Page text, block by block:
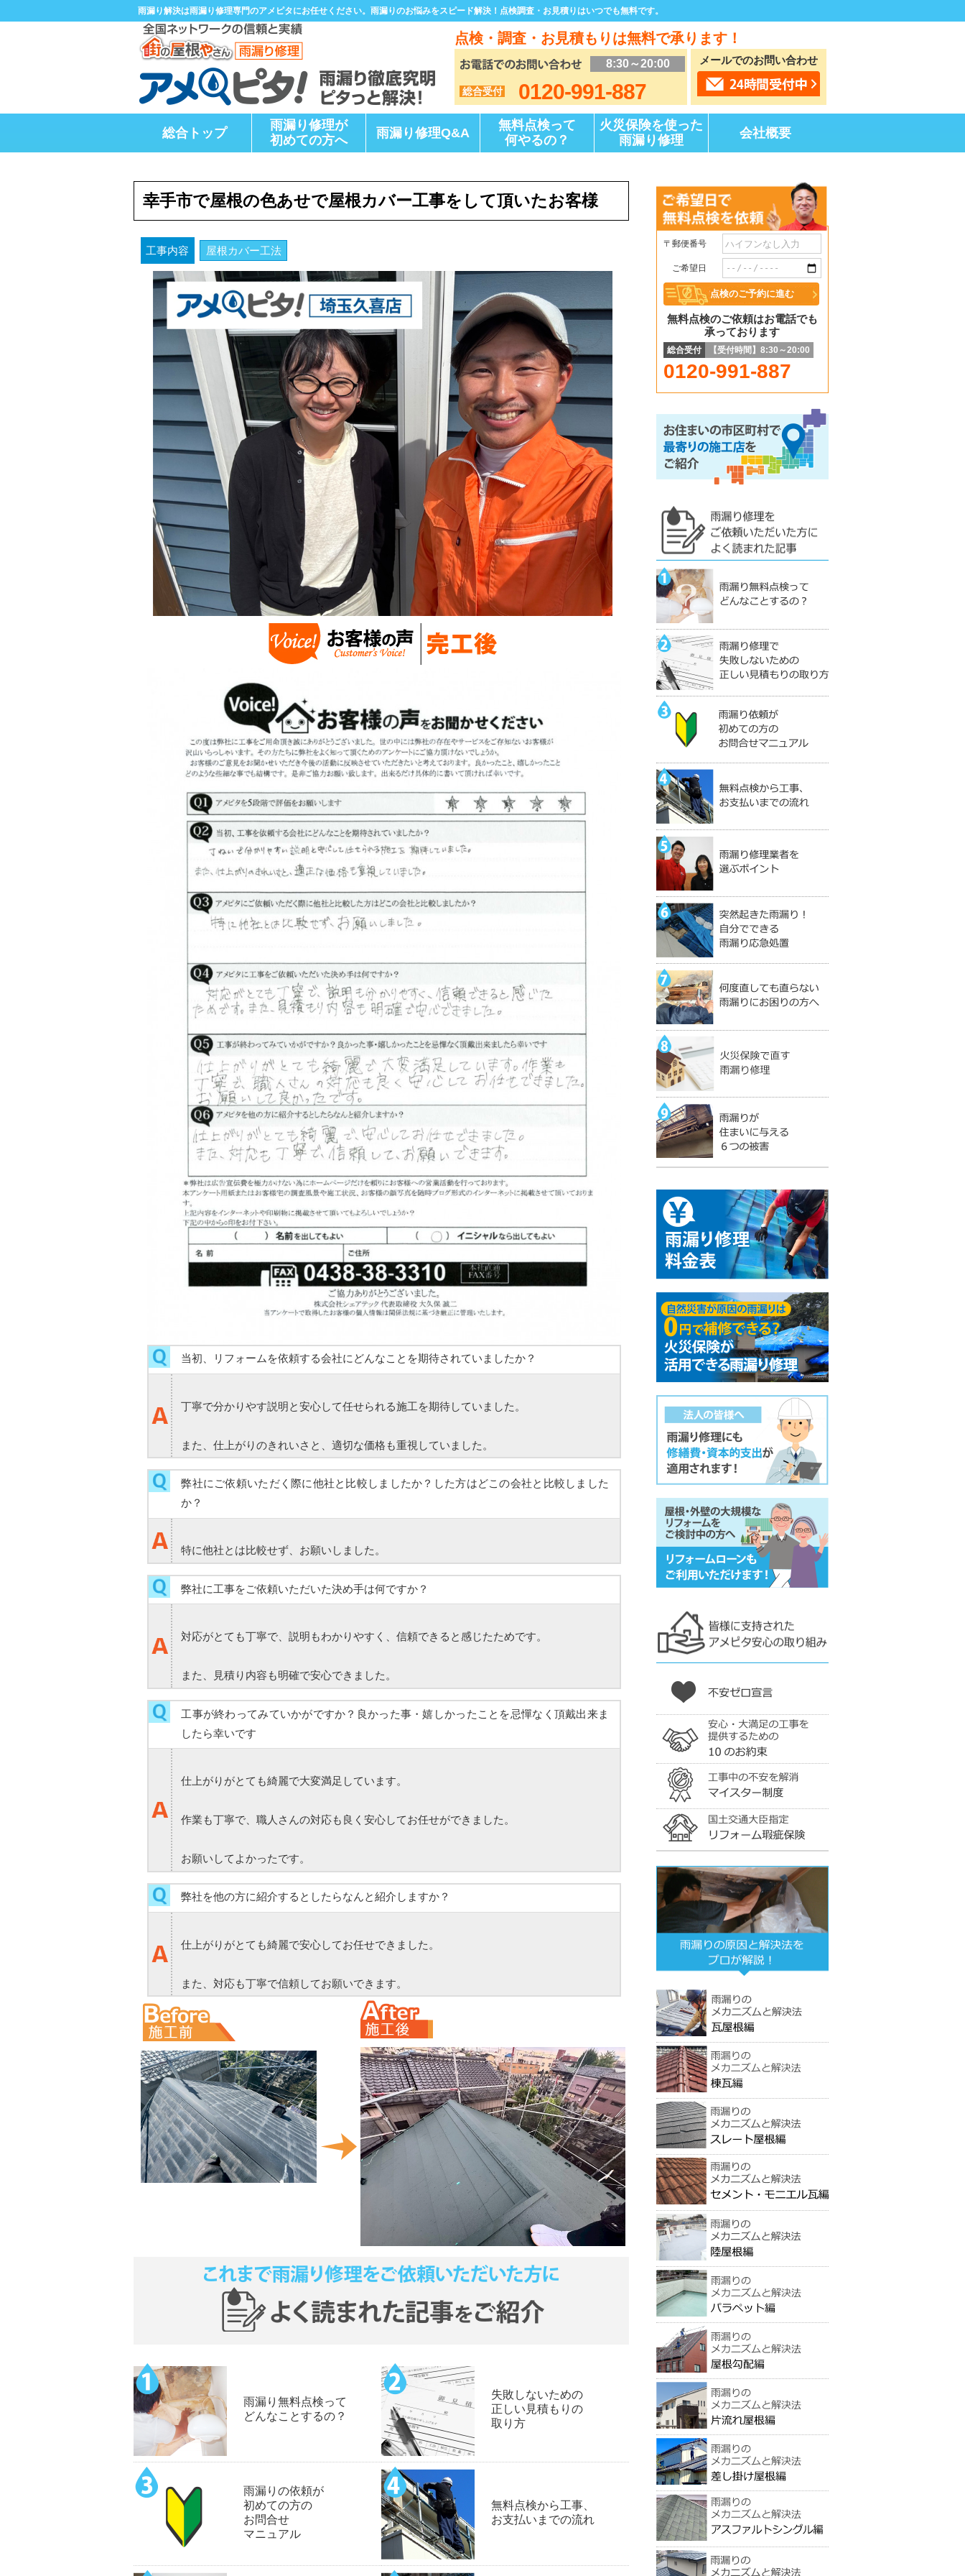
雨漏り解決は雨漏り修理専門のアメピタにお任せください。雨漏りのお悩みをスピード解決！点検調査・お見積りはいつでも無料です。
点検・調査・お見積もりは無料で承ります！
8:30～20:00
総合受付 0120-991-887
メールでのお問い合わせ
総合トップ
雨漏り修理が
初めての方へ
雨漏り修理Q&A
無料点検って
何やるの？
火災保険を使った
雨漏り修理
会社概要
幸手市で屋根の色あせで屋根カバー工事をして頂いたお客様
工事内容 屋根カバー工法
当初、リフォームを依頼する会社にどんなことを期待されていましたか？
丁寧で分かりやす説明と安心して任せられる施工を期待していました。
また、仕上がりのきれいさと、適切な価格も重視していました。
弊社にご依頼いただく際に他社と比較しましたか？した方はどこの会社と比較しました
か？
特に他社とは比較せず、お願いしました。
弊社に工事をご依頼いただいた決め手は何ですか？
対応がとても丁寧で、説明もわかりやすく、信頼できると感じたためです。
また、見積り内容も明確で安心できました。
工事が終わってみていかがですか？良かった事・嬉しかったことを忌憚なく頂戴出来ま
したら幸いです
仕上がりがとても綺麗で大変満足しています。
作業も丁寧で、職人さんの対応も良く安心してお任せができました。
お願いしてよかったです。
弊社を他の方に紹介するとしたらなんと紹介しますか？
仕上がりがとても綺麗で安心してお任せできました。
また、対応も丁寧で信頼してお願いできます。
雨漏り無料点検って
どんなことするの？
失敗しないための
正しい見積もりの
取り方
雨漏りの依頼が
初めての方の
お問合せ
マニュアル
無料点検から工事、
お支払いまでの流れ
〒郵便番号
ご希望日
無料点検のご依頼はお電話でも
承っております
総合受付 【受付時間】8:30～20:00
0120-991-887